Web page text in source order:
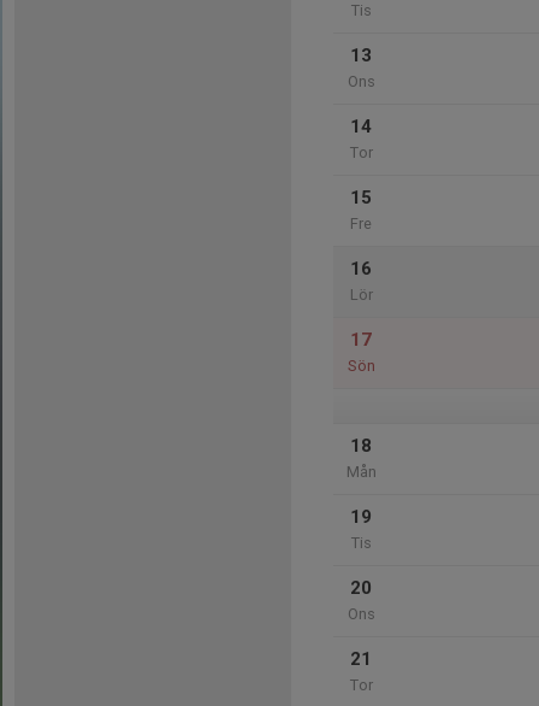
Tis
13
Ons
14
Tor
15
Fre
16
Lör
17
Sön
18
Mån
19
Tis
20
Ons
21
Tor